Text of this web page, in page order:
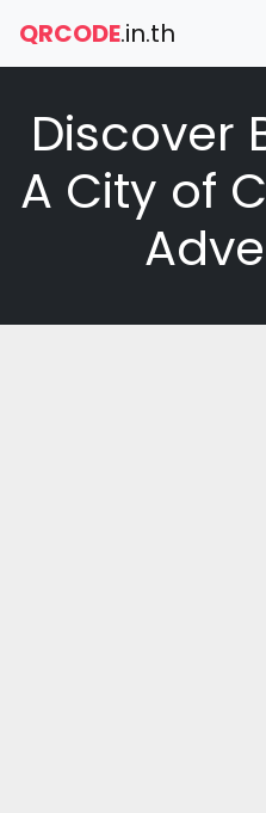
QRCODE.in.th
Discover
A City of